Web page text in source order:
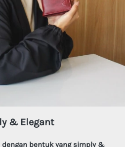
& Elegant
dengan bentuk yang simply &